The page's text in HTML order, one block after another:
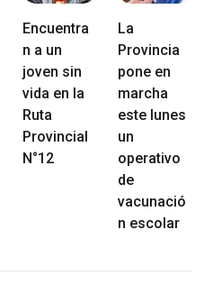
Encuentra
n a un
joven sin
vida en la
Ruta
Provincial
N°12
La
Provincia
pone en
marcha
este lunes
un
operativo
de
vacunació
n escolar